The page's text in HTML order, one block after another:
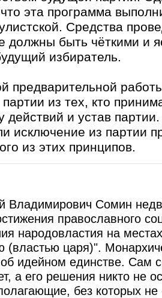
что эта программа
Средства
должны быть чёткими и
избиратель.
предварительной
из тех, кто
действий и устав
исключение из партии
из этих принципов.
Владимирович Сомин
православного
народовластия на
(властью царя)".
идейном единстве. Сам
а его решения никто не
без которых